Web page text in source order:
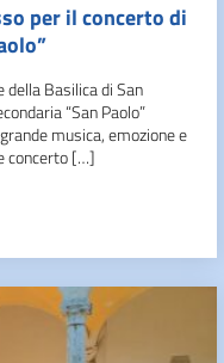
per il concerto di
della Basilica di San
“San Paolo”
musica, emozione e
concerto […]